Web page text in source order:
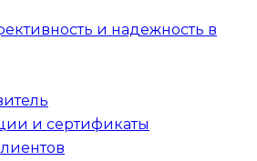
и сертификаты